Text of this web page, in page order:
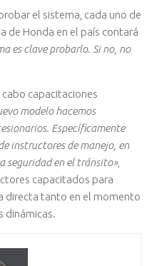
el sistema, cada uno de
de Honda en el país contará
es clave probarlo. Si no, no
capacitaciones
modelo hacemos
Específicamente
instructores de manejo, en
seguridad en el tránsito»,
capacitados para
directa tanto en el momento
dinámicas.